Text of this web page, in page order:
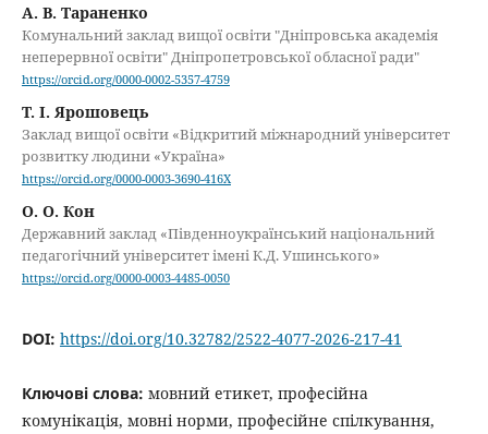
А. В. Тараненко
Комунальний заклад вищої освіти "Дніпровська академія
неперервної освіти" Дніпропетровської обласної ради"
https://orcid.org/0000-0002-5357-4759
Т. І. Ярошовець
Заклад вищої освіти «Відкритий міжнародний університет
розвитку людини «Україна»
https://orcid.org/0000-0003-3690-416X
О. О. Кон
Державний заклад «Південноукраїнський національний
педагогічний університет імені К.Д. Ушинського»
https://orcid.org/0000-0003-4485-0050
DOI: https://doi.org/10.32782/2522-4077-2026-217-41
Ключові слова: мовний етикет, професійна
комунікація, мовні норми, професійне спілкування,